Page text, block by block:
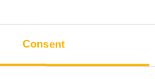
Consent
considerando le componenti